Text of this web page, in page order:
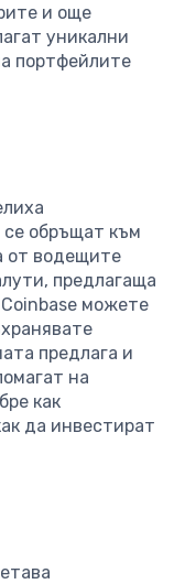
и още
уникални
портфейлите
се обръщат към
от водещите
предлагаща
можете
предлага и
на
как
да инвестират